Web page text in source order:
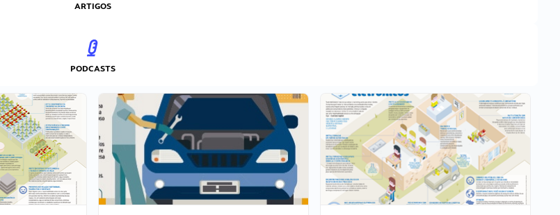
ARTIGOS
PODCASTS